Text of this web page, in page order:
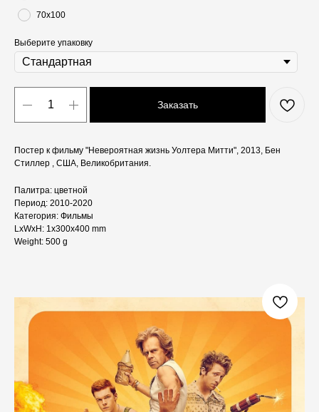
70х100
Выберите упаковку
Заказать
Постер к фильму "Невероятная жизнь Уолтера Митти", 2013, Бен
Стиллер , США, Великобритания.
Палитра: цветной
Период: 2010-2020
Категория: Фильмы
LxWxH: 1x300x400 mm
Weight: 500 g